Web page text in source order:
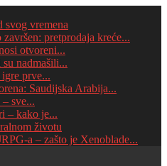
svog vremena
pretprodaja kreće...
otvoreni...
nadmašili...
prve...
Saudijska Arabija...
sve...
– kako je...
životu
a – zašto je Xenoblade...